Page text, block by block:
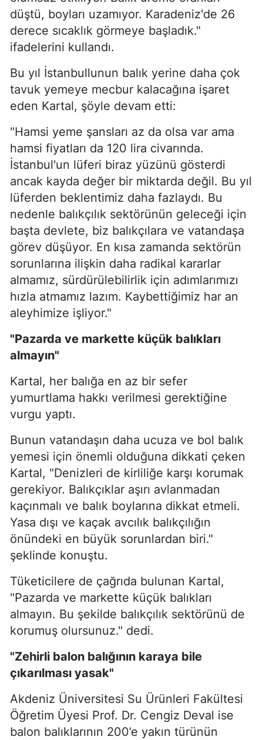
düştü, boyları uzamıyor. Karadeniz'de 26
derece sıcaklık görmeye başladık."
ifadelerini kullandı.
Bu yıl İstanbullunun balık yerine daha çok
tavuk yemeye mecbur kalacağına işaret
eden Kartal, şöyle devam etti:
"Hamsi yeme şansları az da olsa var ama
hamsi fiyatları da 120 lira civarında.
İstanbul'un lüferi biraz yüzünü gösterdi
ancak kayda değer bir miktarda değil. Bu yıl
lüferden beklentimiz daha fazlaydı. Bu
nedenle balıkçılık sektörünün geleceği için
başta devlete, biz balıkçılara ve vatandaşa
görev düşüyor. En kısa zamanda sektörün
sorunlarına ilişkin daha radikal kararlar
almamız, sürdürülebilirlik için adımlarımızı
hızla atmamız lazım. Kaybettiğimiz har an
aleyhimize işliyor."
"Pazarda ve markette küçük balıkları
almayın"
Kartal, her balığa en az bir sefer
yumurtlama hakkı verilmesi gerektiğine
vurgu yaptı.
Bunun vatandaşın daha ucuza ve bol balık
yemesi için önemli olduğuna dikkati çeken
Kartal, "Denizleri de kirliliğe karşı korumak
gerekiyor. Balıkçıklar aşırı avlanmadan
kaçınmalı ve balık boylarına dikkat etmeli.
Yasa dışı ve kaçak avcılık balıkçılığın
önündeki en büyük sorunlardan biri."
şeklinde konuştu.
Tüketicilere de çağrıda bulunan Kartal,
"Pazarda ve markette küçük balıkları
almayın. Bu şekilde balıkçılık sektörünü de
korumuş olursunuz." dedi.
"Zehirli balon balığının karaya bile
çıkarılması yasak"
Akdeniz Üniversitesi Su Ürünleri Fakültesi
Öğretim Üyesi Prof. Dr. Cengiz Deval ise
balon balıklarının 200’e yakın türünün